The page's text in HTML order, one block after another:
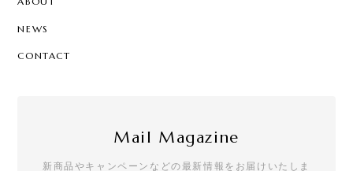
NEWS
CONTACT
Mail Magazine
新商品やキャンペーンなどの最新情報をお届けいたしま